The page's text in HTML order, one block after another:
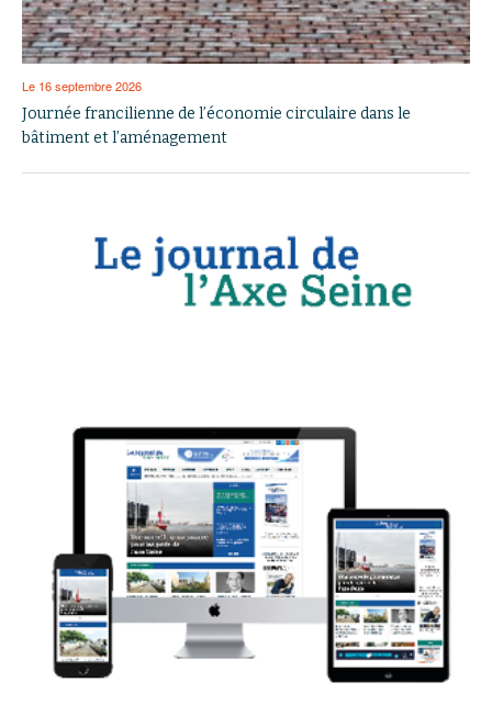
Le 16 septembre 2026
Journée francilienne de l’économie circulaire dans le
bâtiment et l’aménagement